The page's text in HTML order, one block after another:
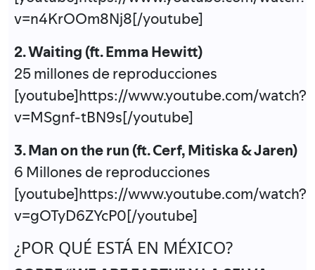
v=n4KrOOm8Nj8[/youtube]
2. Waiting (ft. Emma Hewitt)
25 millones de reproducciones
[youtube]https://www.youtube.com/watch?
v=MSgnf-tBN9s[/youtube]
3. Man on the run (ft. Cerf, Mitiska & Jaren)
6 Millones de reproducciones
[youtube]https://www.youtube.com/watch?
v=gOTyD6ZYcP0[/youtube]
¿POR QUÉ ESTÁ EN MÉXICO?